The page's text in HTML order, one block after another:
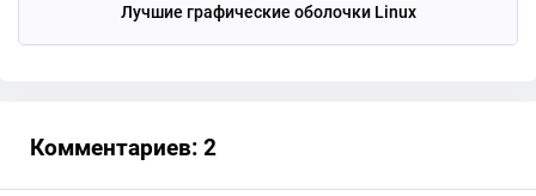
Лучшие графические оболочки Linux
Комментариев: 2